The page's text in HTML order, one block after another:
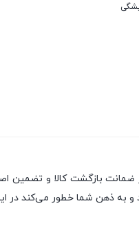
فروشگاه های اینترنتی با بیش از یک دهه تجربه، با
و به ذهن شما خطور می‌کند در